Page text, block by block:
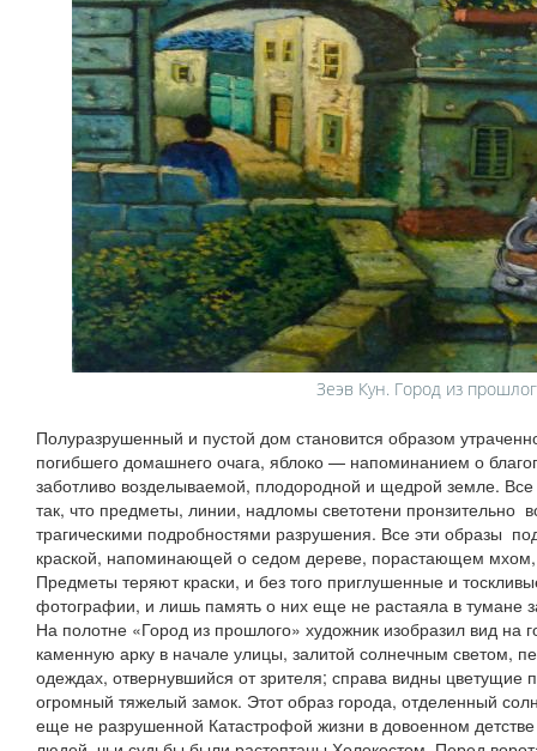
Зеэв Кун. Город из
Полуразрушенный и пустой дом становится образом
погибшего домашнего очага, яблоко — напоминанием о
заботливо возделываемой, плодородной и щедрой земле. Все
так, что предметы, линии, надломы светотени пронзительно
трагическими подробностями разрушения. Все эти образы
краской, напоминающей о седом дереве, порастающем
Предметы теряют краски, и без того приглушенные и
фотографии, и лишь память о них еще не растаяла в тумане
На полотне «Город из прошлого» художник изобразил вид на
каменную арку в начале улицы, залитой солнечным светом,
одеждах, отвернувшийся от зрителя; справа видны цветущие
огромный тяжелый замок. Этот образ города, отделенный
еще не разрушенной Катастрофой жизни в довоенном